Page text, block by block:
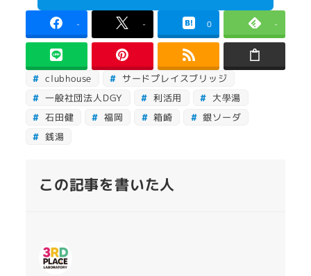
- - 0 -
clubhouse
サードプレイスブリッジ
一般社団法人DGY
利活用
大學湯
石田健
福岡 箱崎
銀ソーダ
銭湯
この記事を書いた人